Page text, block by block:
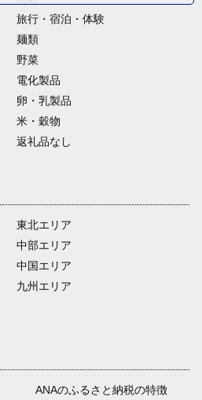
旅行・宿泊・体験
麺類
野菜
電化製品
卵・乳製品
米・穀物
返礼品なし
東北エリア
中部エリア
中国エリア
九州エリア
ANAのふるさと納税の特徴